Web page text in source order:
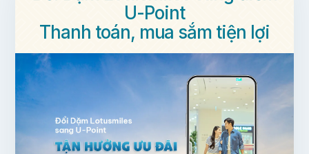
U-Point
Thanh toán, mua sắm tiện lợi